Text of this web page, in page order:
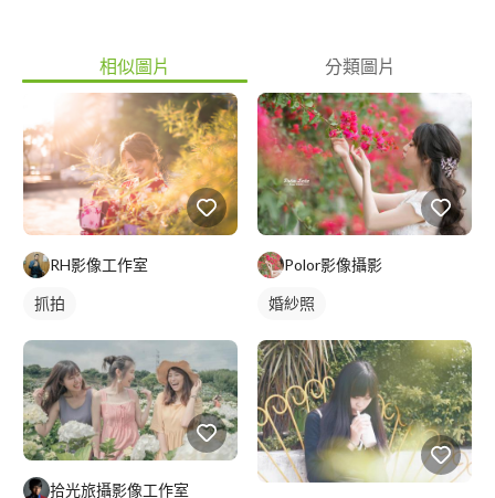
相似圖片 分類圖片
RH影像工作室
抓拍
拾光旅攝影像工作室
Polor影像攝影
婚紗照